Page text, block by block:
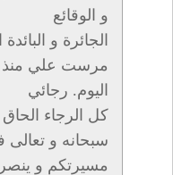
و الوقائع
الجائرة و
اليوم. رجائي
كل الرجاء
سبحانه و
مسيرتكم و